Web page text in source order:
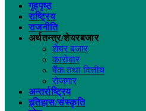
गृहपृष्ठ
राष्ट्रिय
राजनीति
अर्थतन्त्र/शेयरबजार
शेयर बजार
कारोबार
बैंक तथा वित्तीय
रोजगार
अन्तर्राष्ट्रिय
इतिहास/संस्कृति